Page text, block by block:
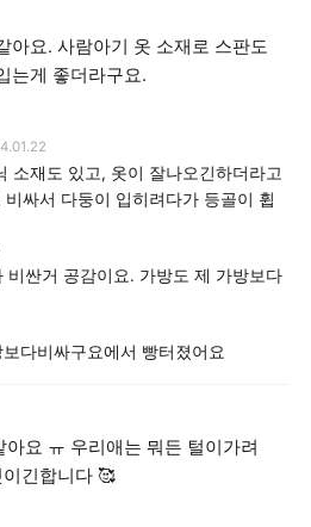
아요. 사람아기 옷 소재로 스판도
는게 좋더라구요.
소재도 있고, 옷이 잘나오긴하더라고
비싸서 다둥이 입히려다가 등골이 휩
비싼거 공감이요. 가방도 제 가방보다
다비싸구요에서 빵터졌어요
요 ㅠ 우리애는 뭐든 털이가려
긴합니다 🥰